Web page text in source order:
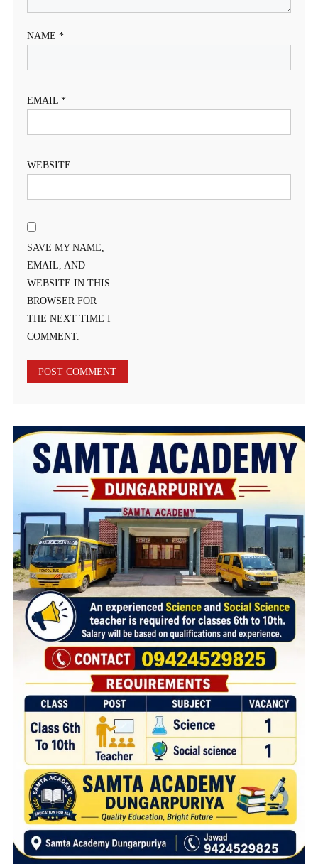
NAME *
EMAIL *
WEBSITE
SAVE MY NAME,
EMAIL, AND
WEBSITE IN THIS
BROWSER FOR
THE NEXT TIME I
COMMENT.